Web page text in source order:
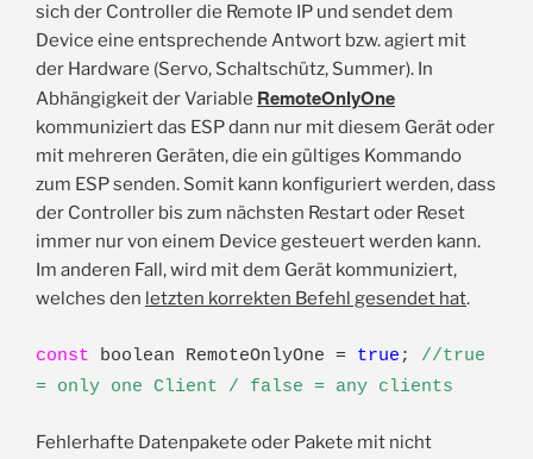
sich der Controller die Remote IP und sendet dem
Device eine entsprechende Antwort bzw. agiert mit
der Hardware (Servo, Schaltschütz, Summer). In
Abhängigkeit der Variable RemoteOnlyOne
kommuniziert das ESP dann nur mit diesem Gerät oder
mit mehreren Geräten, die ein gültiges Kommando
zum ESP senden. Somit kann konfiguriert werden, dass
der Controller bis zum nächsten Restart oder Reset
immer nur von einem Device gesteuert werden kann.
Im anderen Fall, wird mit dem Gerät kommuniziert,
welches den letzten korrekten Befehl gesendet hat.
const boolean RemoteOnlyOne = true ; //true
= only one Client / false = any clients
Fehlerhafte Datenpakete oder Pakete mit nicht